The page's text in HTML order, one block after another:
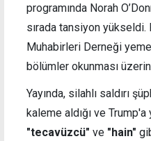
programında Norah
sırada tansiyon
Muhabirleri Derneği
bölümler okunması
Yayında, silahlı saldırı
kaleme aldığı ve
"tecavüzcü" ve "hain"